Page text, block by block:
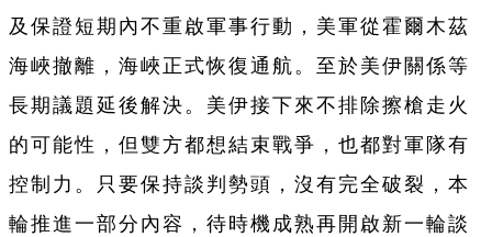
及保證短期內不重啟軍事行動，美軍從霍爾木茲
海峽撤離，海峽正式恢復通航。至於美伊關係等
長期議題延後解決。美伊接下來不排除擦槍走火
的可能性，但雙方都想結束戰爭，也都對軍隊有
控制力。只要保持談判勢頭，沒有完全破裂，本
輪推進一部分內容，待時機成熟再開啟新一輪談